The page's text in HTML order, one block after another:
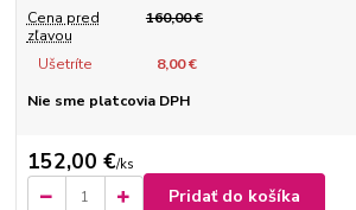
Cena pred
zľavou
160,00 €
Ušetríte
8,00 €
Nie sme platcovia DPH
152,00 €/ks
Pridať do košíka